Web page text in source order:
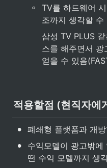
◦
TV를 하드웨어
조까지 생각할 수
삼성 TV PLUS
스를 해주면서
얻을 수 있음
적용할점 (현직자에
• 폐쇄형 플랫폼과 개
•
수익모델이 광고밖
떤 수익 모델까지 생